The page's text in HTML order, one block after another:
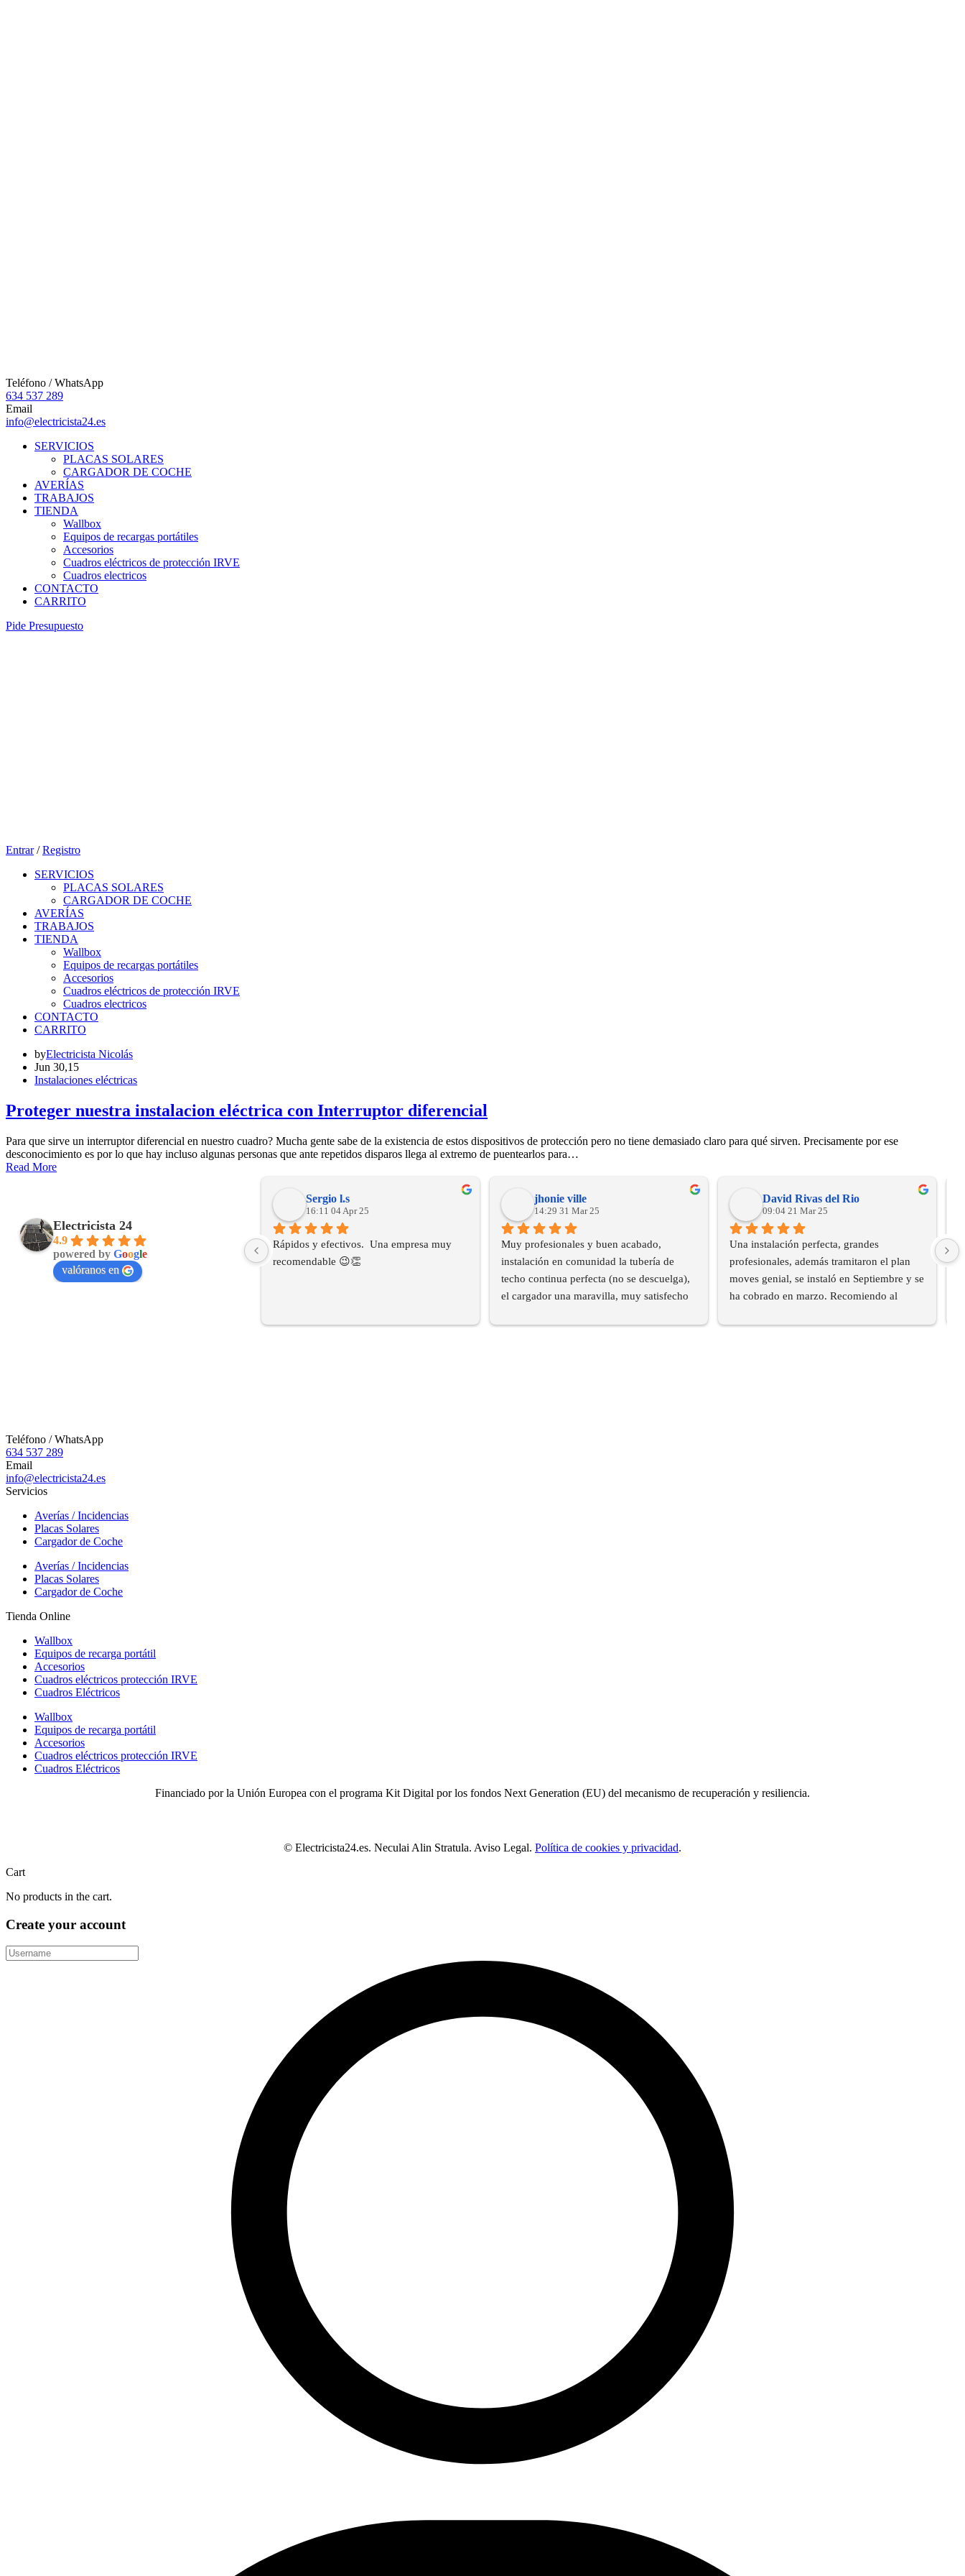
Teléfono / WhatsApp
634 537 289
Email
info@electricista24.es
SERVICIOS
PLACAS SOLARES
CARGADOR DE COCHE
AVERÍAS
TRABAJOS
TIENDA
Wallbox
Equipos de recargas portátiles
Accesorios
Cuadros eléctricos de protección IRVE
Cuadros electricos
CONTACTO
CARRITO
Pide Presupuesto
Entrar / Registro
SERVICIOS
PLACAS SOLARES
CARGADOR DE COCHE
AVERÍAS
TRABAJOS
TIENDA
Wallbox
Equipos de recargas portátiles
Accesorios
Cuadros eléctricos de protección IRVE
Cuadros electricos
CONTACTO
CARRITO
byElectricista Nicolás
Jun 30,15
Instalaciones eléctricas
Proteger nuestra instalacion eléctrica con Interruptor diferencial
Para que sirve un interruptor diferencial en nuestro cuadro? Mucha gente sabe de la existencia de estos dispositivos de protección pero no tiene demasiado claro para qué sirven. Precisamente por ese
desconocimiento es por lo que hay incluso algunas personas que ante repetidos disparos llega al extremo de puentearlos para…
Read More
Electricista 24
4.9
powered by Google
valóranos en
Sergio l.s
16:11 04 Apr 25
Rápidos y efectivos.  Una empresa muy
recomendable 😉👏
jhonie ville
14:29 31 Mar 25
Muy profesionales y buen acabado,
instalación en comunidad la tubería de
techo continua perfecta (no se descuelga),
el cargador una maravilla, muy satisfecho
David Rivas del Rio
09:04 21 Mar 25
Una instalación perfecta, grandes
profesionales, además tramitaron el plan
moves genial, se instaló en Septiembre y se
ha cobrado en marzo. Recomiendo al
Teléfono / WhatsApp
634 537 289
Email
info@electricista24.es
Servicios
Averías / Incidencias
Placas Solares
Cargador de Coche
Averías / Incidencias
Placas Solares
Cargador de Coche
Tienda Online
Wallbox
Equipos de recarga portátil
Accesorios
Cuadros eléctricos protección IRVE
Cuadros Eléctricos
Wallbox
Equipos de recarga portátil
Accesorios
Cuadros eléctricos protección IRVE
Cuadros Eléctricos
Financiado por la Unión Europea con el programa Kit Digital por los fondos Next Generation (EU) del mecanismo de recuperación y resiliencia.
© Electricista24.es. Neculai Alin Stratula. Aviso Legal. Política de cookies y privacidad.
Cart
No products in the cart.
Create your account